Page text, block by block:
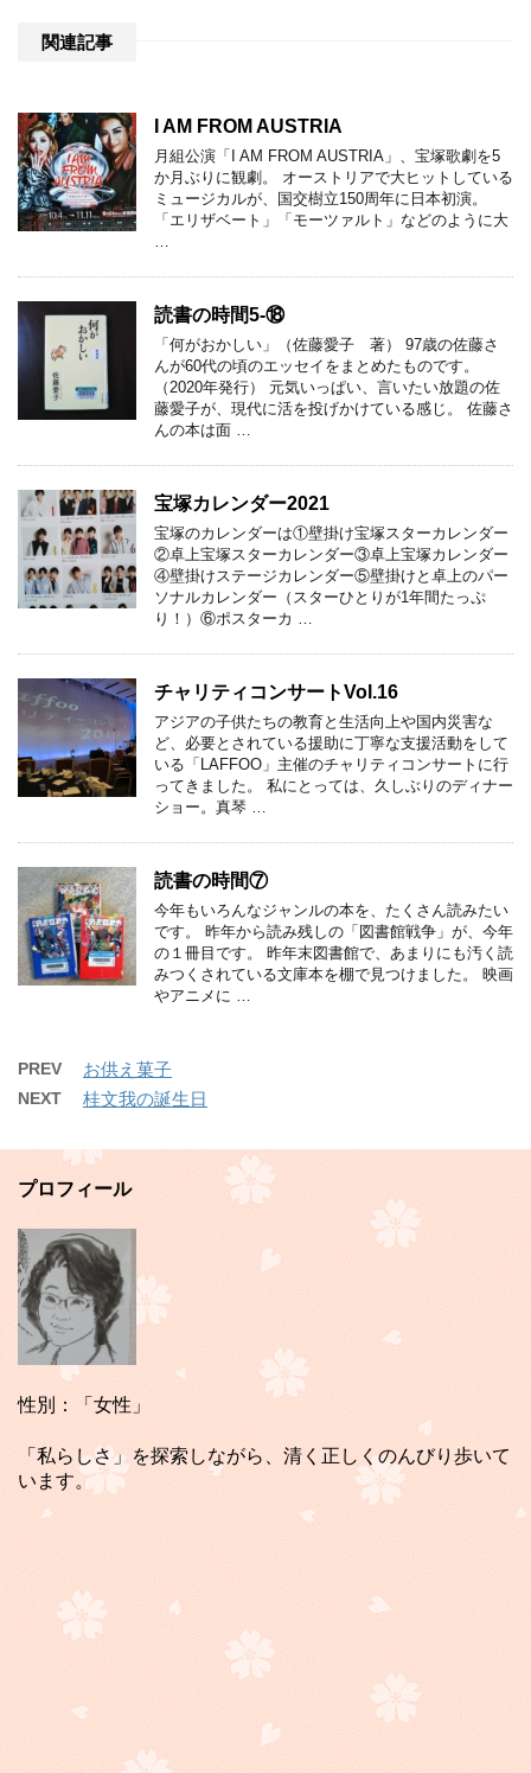
関連記事
I AM FROM AUSTRIA
月組公演「I AM FROM AUSTRIA」、宝塚歌劇を5
か月ぶりに観劇。 オーストリアで大ヒットしている
ミュージカルが、国交樹立150周年に日本初演。
「エリザベート」「モーツァルト」などのように大
読書の時間5-⑱
「何がおかしい」（佐藤愛子 著） 97歳の佐藤さ
んが60代の頃のエッセイをまとめたものです。
（2020年発行） 元気いっぱい、言いたい放題の佐
藤愛子が、現代に活を投げかけている感じ。 佐藤さ
んの本は面 …
宝塚カレンダー2021
宝塚のカレンダーは①壁掛け宝塚スターカレンダー
②卓上宝塚スターカレンダー③卓上宝塚カレンダー
④壁掛けステージカレンダー⑤壁掛けと卓上のパー
ソナルカレンダー（スターひとりが1年間たっぷ
り！）⑥ポスターカ …
チャリティコンサートVol.16
アジアの子供たちの教育と生活向上や国内災害な
ど、必要とされている援助に丁寧な支援活動をして
いる「LAFFOO」主催のチャリティコンサートに行
ってきました。 私にとっては、久しぶりのディナー
ショー。真琴 …
読書の時間⑦
今年もいろんなジャンルの本を、たくさん読みたい
です。 昨年から読み残しの「図書館戦争」が、今年
の１冊目です。 昨年末図書館で、あまりにも汚く読
みつくされている文庫本を棚で見つけました。 映画
やアニメに …
PREV お供え菓子
NEXT 桂文我の誕生日
プロフィール
性別：「女性」
「私らしさ」を探索しながら、清く正しくのんびり歩いて
います。